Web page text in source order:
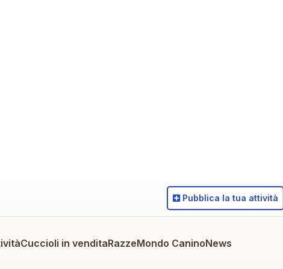
Cuccioli in venditaRazzeMondo CaninoNews
Pubblica la tua attività